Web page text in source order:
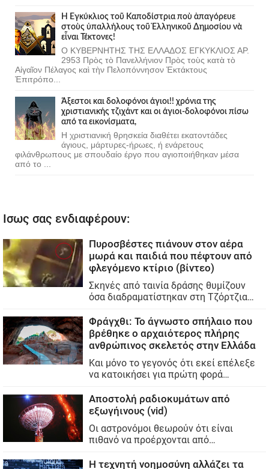
Ἡ Ἐγκύκλιος τοῦ Καποδίστρια ποὺ ἀπαγόρευε
στοὺς ὑπαλλήλους τοῦ Ἑλληνικοῦ Δημοσίου νὰ
εἶναι Τέκτονες!
Ο ΚΥΒΕΡΝΗΤΗΣ ΤΗΣ ΕΛΛΑΔΟΣ ΕΓΚΥΚΛΙΟΣ ΑΡ.
2953 Πρὸς τὸ Πανελλήνιον Πρὸς τοὺς κατὰ τὸ
Αἰγαῖον Πέλαγος καὶ τὴν Πελοπόννησον Ἐκτάκτους
Ἐπιτρόπο...
Άξεστοι και δολοφόνοι άγιοι!! χρόνια της
χριστιανικής τζιχάντ και οι άγιοι-δολοφόνοι πίσω
από τα εικονίσματα,
Η χριστιανική θρησκεία διαθέτει εκατοντάδες
άγιους, μάρτυρες-ήρωες, ή ενάρετους
φιλάνθρωπους με σπουδαίο έργο που αγιοποιήθηκαν μέσα
από το ...